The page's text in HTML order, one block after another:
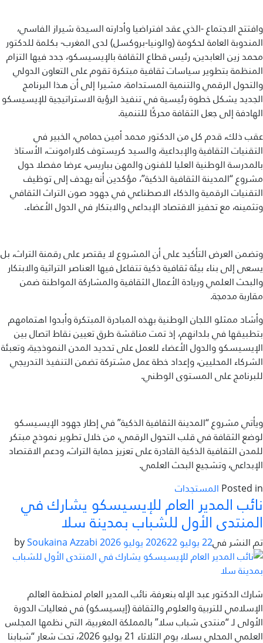
وافتتح الاجتماع -الذي عقد افتراضيا وأدارته السيدة شيراز الفاسي،
المندوبة العامة لحكومة (والونيا-بروكسل) لدى المغرب- بكلمة للدكتور
محمد زين العابدين، رئيس قطاع الثقافة بالإيسيسكو، جدد فيها التزام
المنظمة بتطوير سياسات ثقافية مبتكرة تقوم على التعاون الدولي
والتحول الرقمي والتنمية المستدامة، مشيرا إلى أن هذا البرنامج
الجديد يشكل خطوة رئيسية في تنفيذ الرؤية الاستراتيجية للإيسيسكو
الهادفة إلى جعل الثقافة محركًا للتنمية.
عقب ذلك، قدم كل من الدكتور محمد أمين حمامي، الخبير في
التقنيات الثقافية والإبداعية، والسيد كريستوف كلارامونت، الأستاذ
بالمدرسة الوطنية العليا للفنون والمهن بباريس، عرضا مفصلا حول
مشروع “المدينة الثقافية الذكية”، مؤكدين أنه يهدف إلى توظيف
التقنيات الرقمية والذكاء الاصطناعي في جهود صون التراث الثقافي
وتثمينه، مع تحفيز الاقتصاد الإبداعي والابتكار في الدول الأعضاء.
وتضمن العرض التأكيد على أن المشروع لا يقتصر على رقمنة التراث، بل
يسعى إلى بناء بيئة ثقافية ذكية تتفاعل فيها العناصر التراثية والابتكار
والبحث العلمي وريادة الأعمال الثقافية والمشاركة المواطنة ضمن
مقاربة مدمجة.
وأشاد ممثلو اللجان الوطنية بهذه المبادرة المبتكرة وأبدوا اهتمامهم
بتطبيقها في بلدانهم، إذ تمت مناقشة طرق تعيين نقاط اتصال بين
الإيسيسكو والدول الأعضاء للعمل على تحديد المدن النموذجية، وتعبئة
الشركاء المحليين، وإعداد خطة عمل مشتركة تضمن التنفيذ التدريجي
للبرنامج على المستوى الوطني.
ويأتي مشروع “المدينة الثقافية الذكية” في إطار جهود الإيسيسكو
لوضع الثقافة في قلب التحول الرقمي، من خلال تطوير نموذج مبتكر
للمدن الثقافية الذكية القادرة على تعزيز حماية التراث، ودعم الاقتصاد
الإبداعي، وتشجيع البحث العلمي.
Posted in المستجدات
نائب المدير العام للإيسيسكو يشارك في
المنتدى الأول للشباب بمدينة سلا
تم النشر في22 يوليو 2026 22 يوليو 2026 Soukaina Azzabi
شارك الدكتور عبد الإله بنعرفة، نائب المدير العام لمنظمة العالم
الإسلامي للتربية والعلوم والثقافة (إيسيسكو) في فعاليات الدورة
الأولى لـ “منتدى شباب سلا” بالمملكة المغربية، التي نظمها المجلس
العلمي المحلي بسلا، يوم الثلاثاء 21 يوليو 2026، تحت شعار “شبابنا